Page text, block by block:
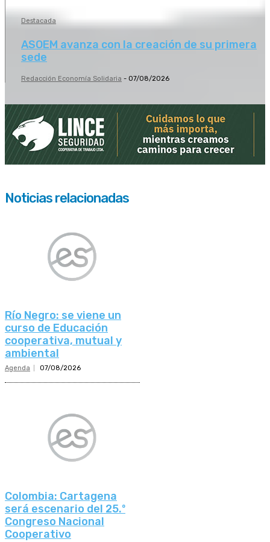
Destacada
ASOEM avanza con la creación de su primera
sede
Redacción Economía Solidaria - 07/08/2026
Noticias relacionadas
Río Negro: se viene un
curso de Educación
cooperativa, mutual y
ambiental
Agenda 07/08/2026
Colombia: Cartagena
será escenario del 25.º
Congreso Nacional
Cooperativo